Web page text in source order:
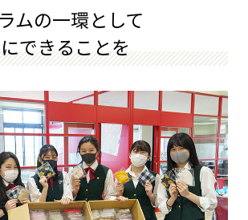
ムの一環として
できることを